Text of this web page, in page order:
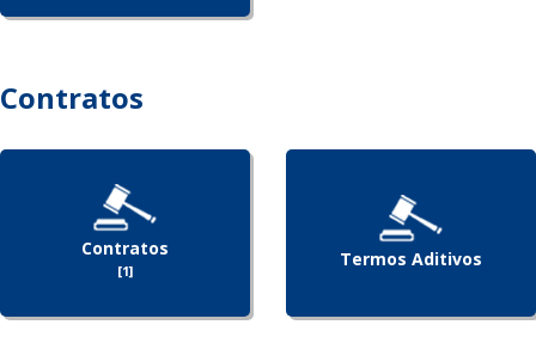
Contratos
Contratos
[1]
Termos Aditivos